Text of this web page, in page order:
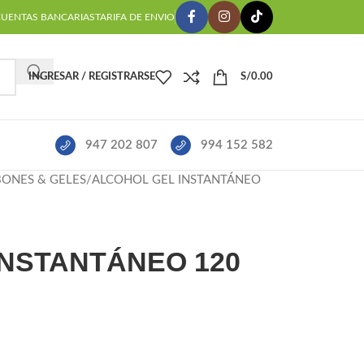
BANCARIASTARIFA DE ENVIO
INGRESAR / REGISTRARSE S/0.00
947 202 807 994 152 582
& GELES ALCOHOL GEL INSTANTÁNEO
120